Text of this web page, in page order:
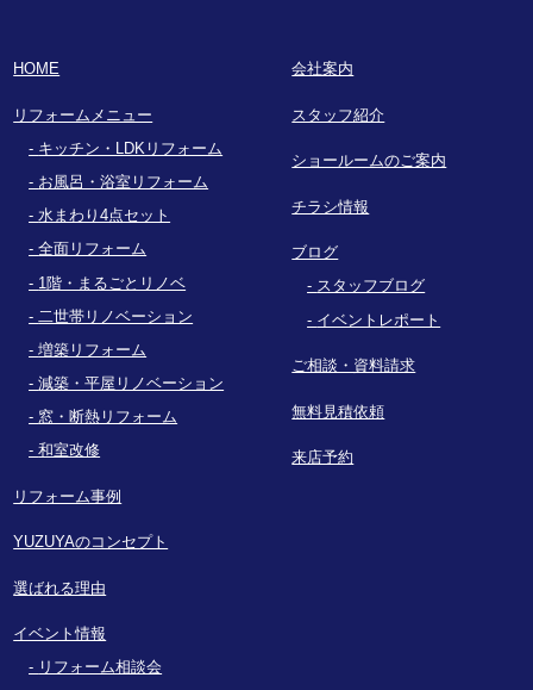
HOME
リフォームメニュー
キッチン・LDKリフォーム
お風呂・浴室リフォーム
水まわり4点セット
全面リフォーム
1階・まるごとリノベ
二世帯リノベーション
増築リフォーム
減築・平屋リノベーション
窓・断熱リフォーム
和室改修
リフォーム事例
YUZUYAのコンセプト
選ばれる理由
イベント情報
リフォーム相談会
会社案内
スタッフ紹介
ショールームのご案内
チラシ情報
ブログ
スタッフブログ
イベントレポート
ご相談・資料請求
無料見積依頼
来店予約